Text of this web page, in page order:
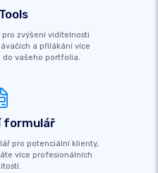
pro zvýšení viditelnosti
a přilákání více
do vašeho portfolia.
formulář
pro potenciální klienty,
více profesionálních